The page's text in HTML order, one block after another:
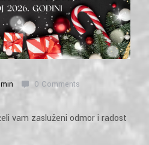
0 Comments
vam zasluženi odmor i radost